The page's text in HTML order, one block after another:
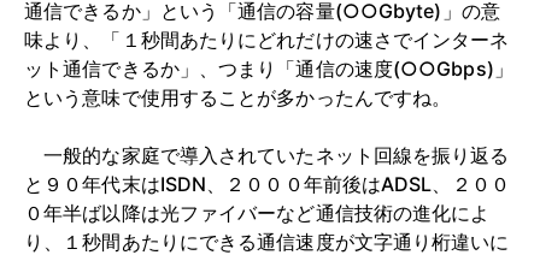
通信できるか」という「通信の容量(○○Gbyte)」の意
味より、「１秒間あたりにどれだけの速さでインターネ
ット通信できるか」、つまり「通信の速度(○○Gbps)」
という意味で使用することが多かったんですね。
一般的な家庭で導入されていたネット回線を振り返る
と９０年代末はISDN、２０００年前後はADSL、２００
０年半ば以降は光ファイバーなど通信技術の進化によ
り、１秒間あたりにできる通信速度が文字通り桁違いに